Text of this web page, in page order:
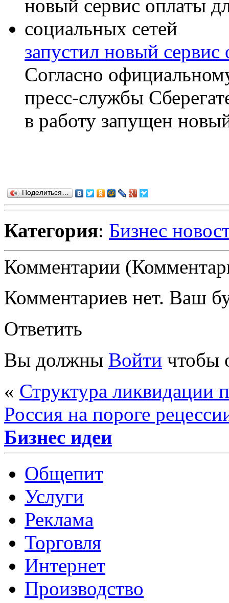
запустил новый
Согласно
пресс-службы
в работу запущен
Поделиться…
Категория: Бизнес
Комментарии
Комментариев нет. Ваш
Ответить
Вы должны Войти чтобы
« Структура ликвидации
Россия на пороге
Бизнес идеи
Общепит
Услуги
Реклама
Торговля
Интернет
Производство